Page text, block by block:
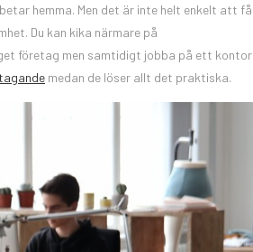
hemma. Men det är inte helt enkelt att få
Du kan kika närmare på
företag men samtidigt jobba på ett kontor
medan de löser allt det praktiska.